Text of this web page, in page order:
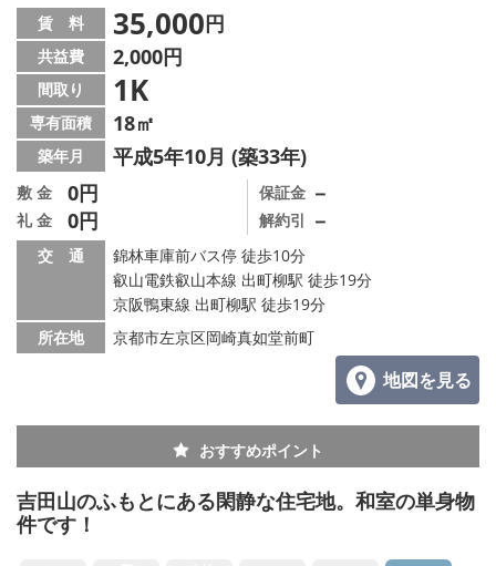
スタッフ紹介
賃貸管理の北白川店
店舗情報·アクセス
会社概要
メールでお問い合わせ
賃 料 35,000円
共益費 2,000円
間取り 1K
専有面積 18㎡
築年月 平成5年10月 (築33年)
敷 金 0円
礼 金 0円
保証金 －
解約引 －
交 通
錦林車庫前バス停 徒歩10分
叡山電鉄叡山本線 出町柳駅 徒歩19分
京阪鴨東線 出町柳駅 徒歩19分
所在地
京都市左京区岡崎真如堂前町
地図を見る
おすすめポイント
吉田山のふもとにある閑静な住宅地。和室の単身物
件です！